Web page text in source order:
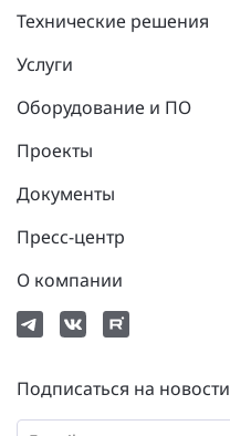
Технические решения
Услуги
Оборудование и ПО
Проекты
Документы
Пресс-центр
О компании
Подписаться на новости